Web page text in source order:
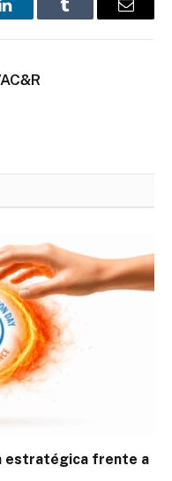
LinkedInTumblr Email
estratégica frente a